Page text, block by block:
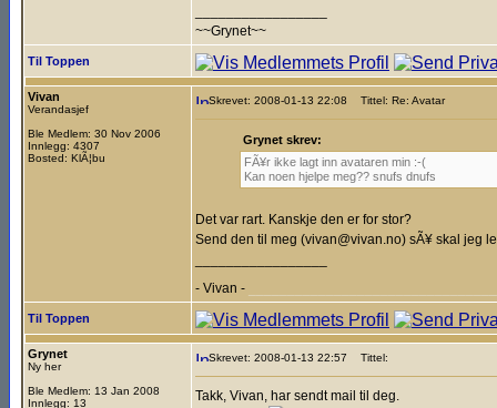
~~Grynet~~
Til Toppen
Vivan
Verandasjef
Ble Medlem: 30 Nov 2006
Innlegg: 4307
Bosted: KlÃ¦bu
Skrevet: 2008-01-13 22:08 Tittel: Re: Avatar
Grynet skrev:
FÃ¥r ikke lagt inn avataren min :-(
Kan noen hjelpe meg?? snufs dnufs
Det var rart. Kanskje den er for stor?
Send den til meg (vivan@vivan.no) sÃ¥ skal jeg
- Vivan -
Til Toppen
Grynet
Ny her
Ble Medlem: 13 Jan 2008
Innlegg: 13
Skrevet: 2008-01-13 22:57 Tittel:
Takk, Vivan, har sendt mail til deg.